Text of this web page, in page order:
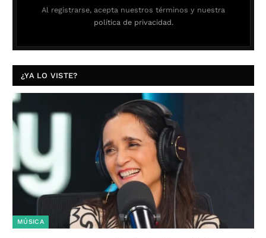
Al registrarse, acepta nuestros términos y nuestra
política de privacidad.
¿YA LO VISTE?
MÚSICA